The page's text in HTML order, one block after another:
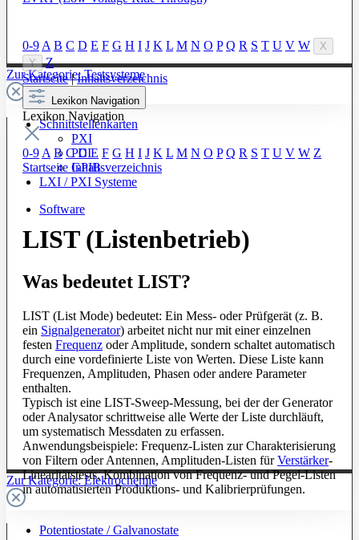
Zur Kategorie: Testsysteme
Schnittstellenkarten
PXI
PCI
GPIB
LXI / PXI Systeme
Software
Zur Kategorie: Elektrochemie
Potentiostate / Galvanostate
0-9A B C D E F G H I J K L M N O P Q R S T U V W
X
Y
Z
Startseite|Inhaltsverzeichnis
Lexikon Navigation
Lexikon Navigation
0-9A B C D E F G H I J K L M N O P Q R S T U V W Z
Startseite Inhaltsverzeichnis
LIST (Listenbetrieb)
Was bedeutet LIST?
LIST (List Mode) bedeutet: Ein Mess- oder Prüfgerät (z. B.
ein Signalgenerator) arbeitet nicht nur mit einer einzelnen
festen Frequenz oder Amplitude, sondern schaltet automatisch
durch eine vordefinierte Liste von Werten. Diese Liste kann
Frequenzen, Amplituden, Phasen oder andere Parameter
enthalten.
Typisch ist eine LIST-Sweep-Messung, bei der der Generator
oder Analysator schrittweise alle Werte der Liste durchläuft,
um systematisch Messdaten zu erfassen.
Anwendungsbeispiele: Frequenz-Listen zur Charakterisierung
von Filtern oder Antennen, Amplituden-Listen fürVerstärker-
Linearitätstests, Kombination von Frequenz- und Pegel-Listen
in automatisierten Produktions- und Kalibrierprüfungen.